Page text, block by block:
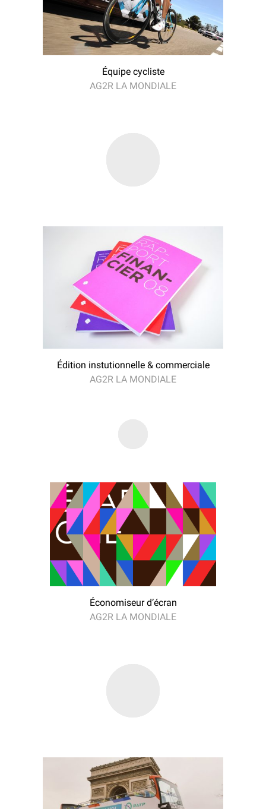
Équipe cycliste
AG2R LA MONDIALE
Édition instutionnelle & commerciale
AG2R LA MONDIALE
Économiseur d’écran
AG2R LA MONDIALE